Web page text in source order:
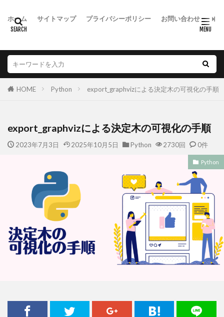
ホーム サイトマップ プライバシーポリシー お問い合わせ
HOME Python export_graphvizによる決定木の可視化の手順
export_graphvizによる決定木の可視化の手順
2023年7月3日 2025年10月5日 Python 2730回 0件
Python